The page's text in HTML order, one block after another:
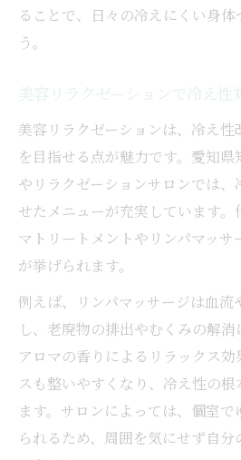
冷え性と温活の相性を
ることで、日々の冷えにくい身
う。
美容リラクゼーションで冷え性
美容リラクゼーションは、冷え
を目指せる点が魅力です。愛知
やリラクゼーションサロンでは
せたメニューが充実しています。
マトリートメントやリンパマッサ
が挙げられます。
例えば、リンパマッサージは血流
し、老廃物の排出やむくみの解消
アロマの香りによるリラックス
スも整いやすくなり、冷え性の根
ます。サロンによっては、個室
られるため、周囲を気にせず自